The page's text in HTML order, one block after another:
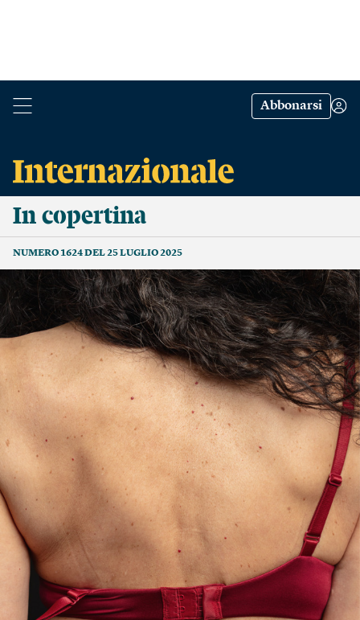
Abbonarsi
In copertina
NUMERO 1624 DEL 25 LUGLIO 2025